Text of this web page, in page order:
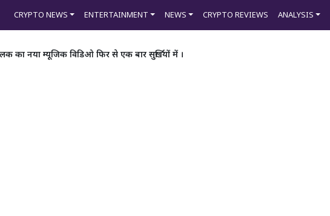
CRYPTO NEWS ENTERTAINMENT NEWS CRYPTO REVIEWS ANALYSIS
का नया म्यूजिक विडिओ फिर से एक बार सुर्खियों में ।